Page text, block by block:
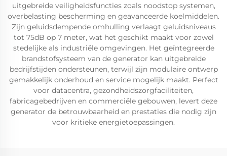
uitgebreide veiligheidsfuncties zoals noodstop systemen,
overbelasting bescherming en geavanceerde koelmiddelen.
Zijn geluidsdempende omhulling verlaagt geluidsniveaus
tot 75dB op 7 meter, wat het geschikt maakt voor zowel
stedelijke als industriële omgevingen. Het geïntegreerde
brandstofsysteem van de generator kan uitgebreide
bedrijfstijden ondersteunen, terwijl zijn modulaire ontwerp
gemakkelijk onderhoud en service mogelijk maakt. Perfect
voor datacentra, gezondheidszorgfaciliteiten,
fabricagebedrijven en commerciële gebouwen, levert deze
generator de betrouwbaarheid en prestaties die nodig zijn
voor kritieke energietoepassingen.